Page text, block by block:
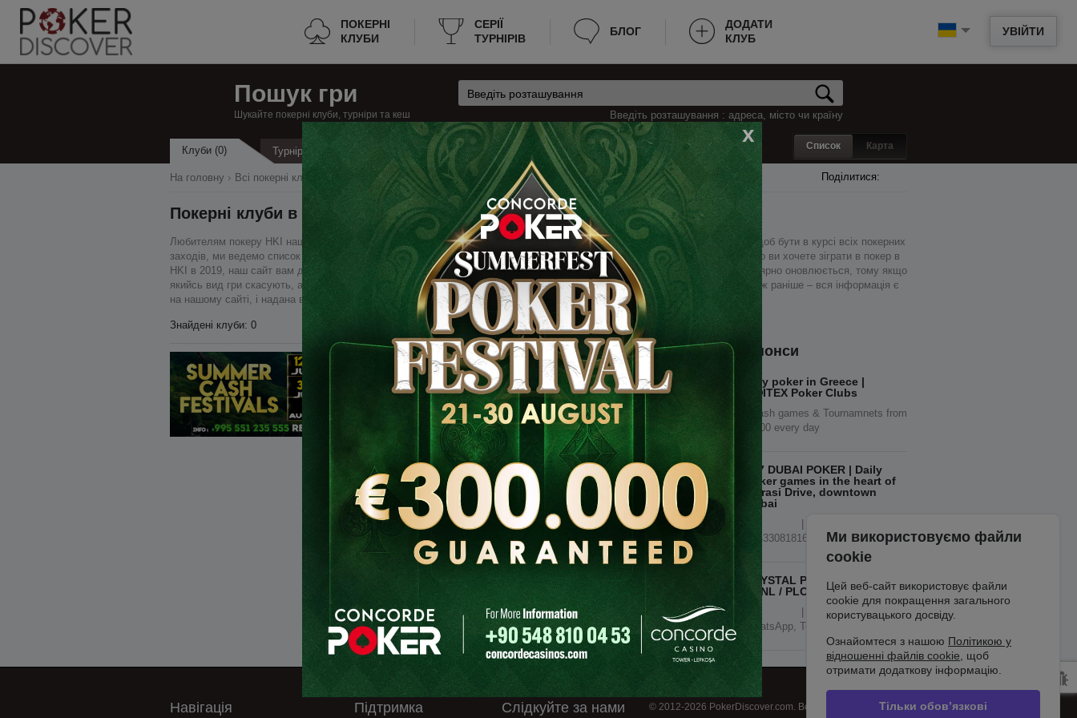
УВІЙТИ
ПОКЕРНІ
КЛУБИ
CЕРІЇ
ТУРНІРІВ
БЛОГ
ДОДАТИ
КЛУБ
Пошук гри
Шукайте покерні клуби, турніри та кеш Введіть розташування : адреса, місто чи країну
Клуби (0) Турніри Кеш Список Карта
x
Поділитися:
На головну Всі покерні клуби Фінляндія HKI
Покерні клуби в HKI
Любителям покеру HKI наш ресурс буде корисний тим, що вся необхідна інформація зібрана в одному місці. Для того, щоб бути в курсі всіх покерних
заходів, ми ведемо список всіх діючих покерних клубів та румів HKI, а також перелік всіх ігор, які в них проходять. Якщо ви хочете зіграти в покер в
HKI в 2019, наш сайт вам допоможе без зайвих витрат часу знайти місце для гри. Інформація завжди актуальна, і регулярно оновлюється, тому якщо
якийсь вид гри скасують, або клуб закриється, ви про це зможете зразу дізнатися. Тепер живий покер ще доступніше, ніж раніше – вся інформація є
на нашому сайті, і надана в зручному вигляді.
Знайдені клуби: 0
Анонси
Play poker in Greece |
ΟΦΙΤΕΧ Poker Clubs
| Cash games & Tournamnets from
16.00 every day
777 DUBAI POKER | Daily
Poker games in the heart of
Marasi Drive, downtown
Dubai
+443308181605 / VPN, WhatsApp
CRYSTAL Poker Club Dubai |
THNL / PLO / OFC
| JVC / +66961177517,
WhatsApp, Telegram
Навігація Підтримка Слідкуйте за нами © 2012-2026 PokerDiscover.com. Всі права захищені.
Ми використовуємо файли
cookie
Цей веб-сайт використовує файли
cookie для покращення загального
користувацького досвіду.
Ознайомтеся з нашою Політикою у
відношенні файлів cookie, щоб
отримати додаткову інформацію.
Тільки обов’язкові